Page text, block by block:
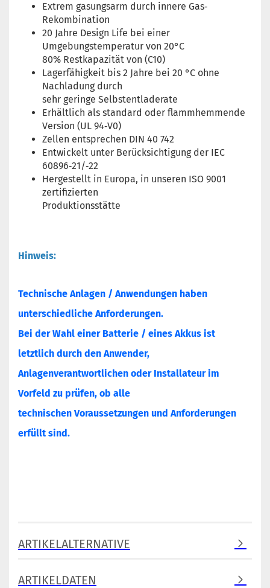
Extrem gasungsarm durch innere Gas‐
Rekombination
20 Jahre Design Life bei einer
Umgebungstemperatur von 20°C
80% Restkapazität von (C10)
Lagerfähigkeit bis 2 Jahre bei 20 °C ohne
Nachladung durch
sehr geringe Selbstentladerate
Erhältlich als standard oder flammhemmende
Version (UL 94‐V0)
Zellen entsprechen DIN 40 742
Entwickelt unter Berücksichtigung der IEC
60896‐21/‐22
Hergestellt in Europa, in unseren ISO 9001
zertifizierten
Produktionsstätte
Hinweis:
Technische Anlagen / Anwendungen haben
unterschiedliche Anforderungen.
Bei der Wahl einer Batterie / eines Akkus ist
letztlich durch den Anwender,
Anlagenverantwortlichen oder Installateur im
Vorfeld zu prüfen, ob alle
technischen Voraussetzungen und Anforderungen
erfüllt sind.
ARTIKELALTERNATIVE
ARTIKELDATEN